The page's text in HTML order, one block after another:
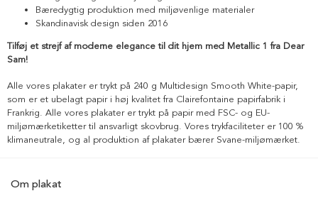
Bæredygtig produktion med miljøvenlige materialer
Skandinavisk design siden 2016
Tilføj et strejf af moderne elegance til dit hjem med Metallic 1 fra Dear
Sam!
Alle vores plakater er trykt på 240 g Multidesign Smooth White-papir,
som er et ubelagt papir i høj kvalitet fra Clairefontaine papirfabrik i
Frankrig. Alle vores plakater er trykt på papir med FSC- og EU-
miljømærketiketter til ansvarligt skovbrug. Vores trykfaciliteter er 100 %
klimaneutrale, og al produktion af plakater bærer Svane-miljømærket.
Om plakat